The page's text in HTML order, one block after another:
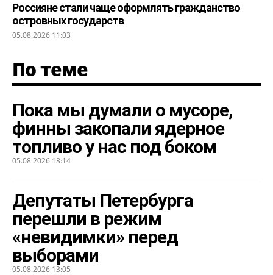
Россияне стали чаще оформлять гражданство
островных государств
05.08.2026 11:03
По теме
Пока мы думали о мусоре,
финны закопали ядерное
топливо у нас под боком
05.08.2026 18:14
Депутаты Петербурга
перешли в режим
«невидимки» перед
выборами
05.08.2026 13:05